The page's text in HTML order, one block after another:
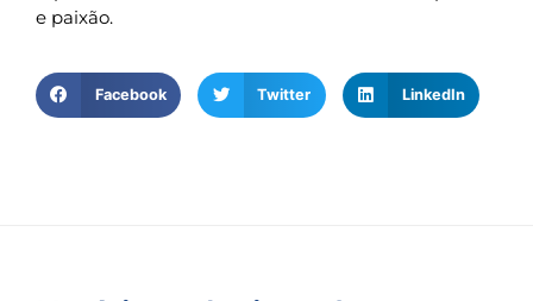
e paixão.
Facebook Twitter LinkedIn